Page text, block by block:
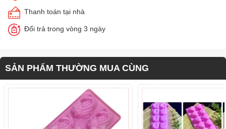
Thanh toán tại nhà
Đổi trả trong vòng 3 ngày
SẢN PHẨM THƯỜNG MUA CÙNG